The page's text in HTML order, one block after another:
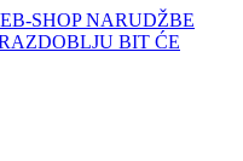
SHOP NARUDŽBE
BIT ĆE